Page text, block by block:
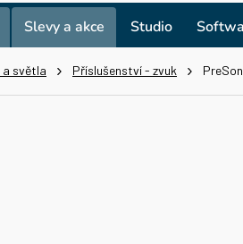
Slevy a akce Studio
a světla Příslušenství - zvuk